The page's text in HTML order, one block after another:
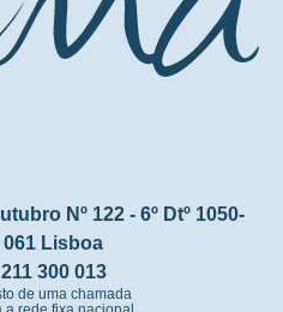
Nº 122 - 6º Dtº 1050-
061 Lisboa
211 300 013
de uma chamada